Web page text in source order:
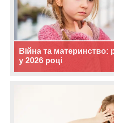
Війна та материнство:
у 2026 році